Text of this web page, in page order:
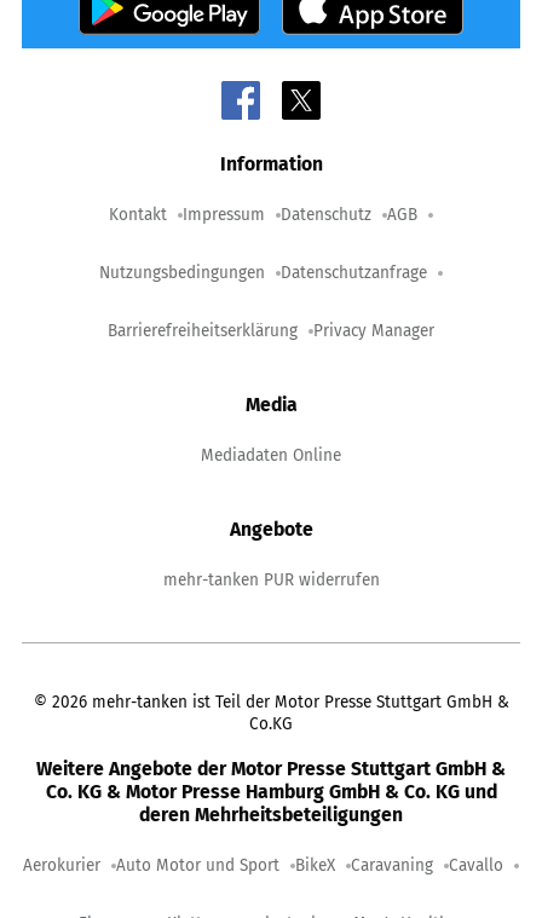
Information
Kontakt Impressum Datenschutz AGB
Nutzungsbedingungen Datenschutzanfrage
Barrierefreiheitserklärung Privacy Manager
Media
Mediadaten Online
Angebote
mehr-tanken PUR widerrufen
© 2026 mehr-tanken ist Teil der Motor Presse Stuttgart GmbH &
Co.KG
Weitere Angebote der Motor Presse Stuttgart GmbH &
Co. KG & Motor Presse Hamburg GmbH & Co. KG und
deren Mehrheitsbeteiligungen
Aerokurier Auto Motor und Sport BikeX Caravaning Cavallo